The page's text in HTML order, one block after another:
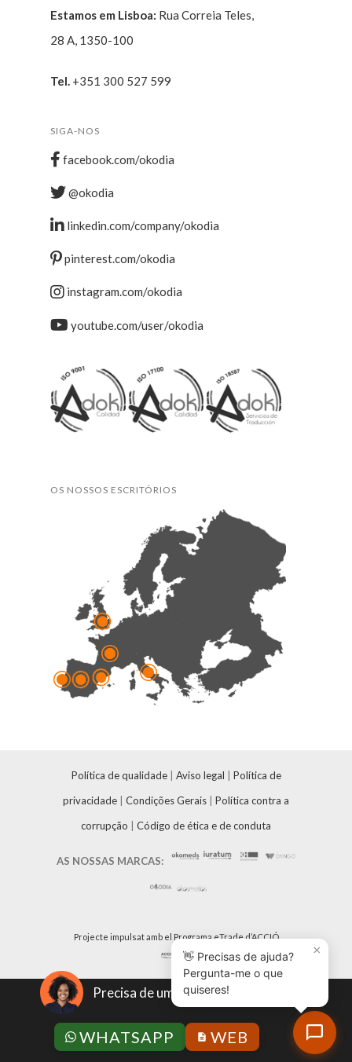
Estamos em Lisboa: Rua Correia Teles,
28 A, 1350-100
Tel. +351 300 527 599
SIGA-NOS
facebook.com/okodia
@okodia
linkedin.com/company/okodia
pinterest.com/okodia
instagram.com/okodia
youtube.com/user/okodia
OS NOSSOS ESCRITÓRIOS
Política de qualidade| Aviso legal
Política de
privacidade
Condições Gerais
Política contra a
corrupção
Código de ética e de conduta
AS NOSSAS MARCAS:
Projecte impulsat amb el Programa eTrade d’ACCIÓ
×
👋 Precisas de ajuda?
Pergunta-me o que
quiseres!
Precisa de um orçamento?
WHATSAPP WEB